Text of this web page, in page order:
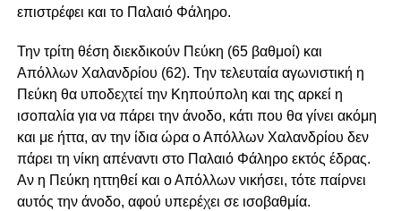
επιστρέφει και το Παλαιό Φάληρο.
Την τρίτη θέση διεκδικούν Πεύκη (65 βαθμοί) και
Απόλλων Χαλανδρίου (62). Την τελευταία αγωνιστική η
Πεύκη θα υποδεχτεί την Κηπούπολη και της αρκεί η
ισοπαλία για να πάρει την άνοδο, κάτι που θα γίνει ακόμη
και με ήττα, αν την ίδια ώρα ο Απόλλων Χαλανδρίου δεν
πάρει τη νίκη απέναντι στο Παλαιό Φάληρο εκτός έδρας.
Αν η Πεύκη ηττηθεί και ο Απόλλων νικήσει, τότε παίρνει
αυτός την άνοδο, αφού υπερέχει σε ισοβαθμία.